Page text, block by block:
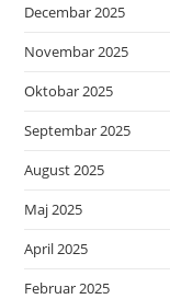
Decembar 2025
Novembar 2025
Oktobar 2025
Septembar 2025
August 2025
Maj 2025
April 2025
Februar 2025